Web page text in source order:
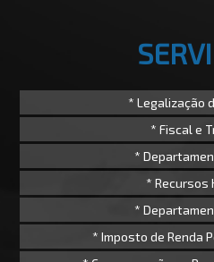
* Legalização
* Fiscal e
*
* Recursos
*
* Imposto de Renda